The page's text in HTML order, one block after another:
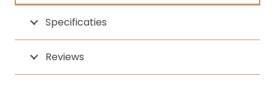
Specificaties
Reviews